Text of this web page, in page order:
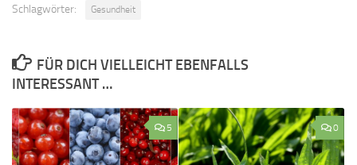
Schlagwörter: Gesundheit
FÜR DICH VIELLEICHT EBENFALLS
INTERESSANT …
5 0